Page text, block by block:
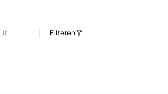
Filteren